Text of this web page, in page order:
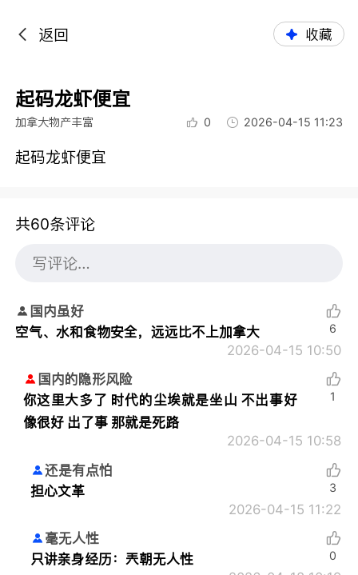
返回 收藏
起码龙虾便宜
加拿大物产丰富 0 2026-04-15 11:23
起码龙虾便宜
共60条评论
国内虽好
空气、水和食物安全，远远比不上加拿大
2026-04-15 10:50
6
国内的隐形风险
你这里大多了 时代的尘埃就是坐山 不出事好
像很好 出了事 那就是死路
2026-04-15 10:58
1
还是有点怕
担心文革
2026-04-15 11:22
3
毫无人性
只讲亲身经历：兲朝无人性
0